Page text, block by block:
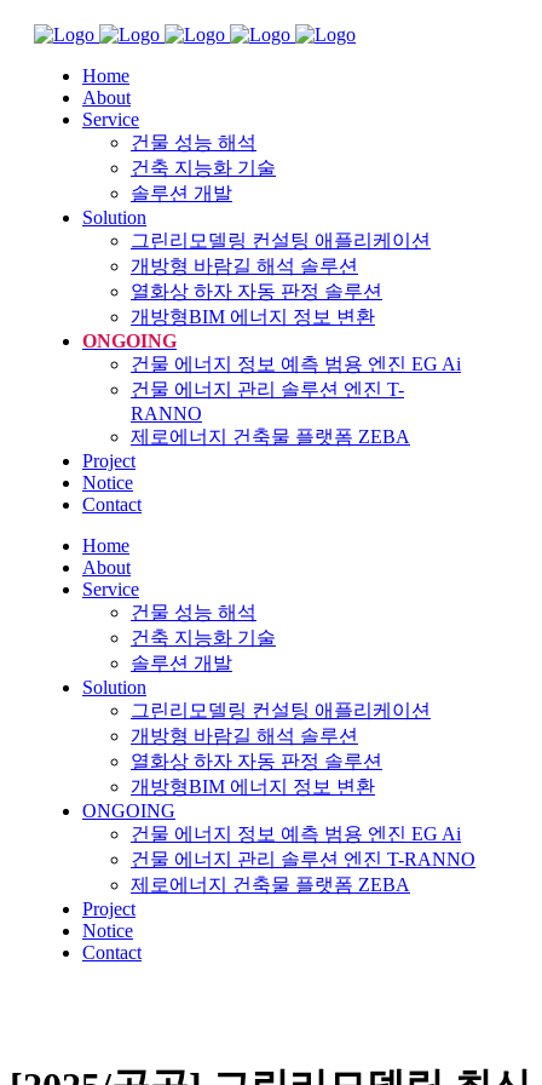
Home
About
Service
건물 성능 해석
건축 지능화 기술
솔루션 개발
Solution
그린리모델링 컨설팅 애플리케이션
개방형 바람길 해석 솔루션
열화상 하자 자동 판정 솔루션
개방형BIM 에너지 정보 변환
ONGOING
건물 에너지 정보 예측 범용 엔진 EG Ai
건물 에너지 관리 솔루션 엔진 T-
RANNO
제로에너지 건축물 플랫폼 ZEBA
Project
Notice
Contact
Home
About
Service
건물 성능 해석
건축 지능화 기술
솔루션 개발
Solution
그린리모델링 컨설팅 애플리케이션
개방형 바람길 해석 솔루션
열화상 하자 자동 판정 솔루션
개방형BIM 에너지 정보 변환
ONGOING
건물 에너지 정보 예측 범용 엔진 EG Ai
건물 에너지 관리 솔루션 엔진 T-RANNO
제로에너지 건축물 플랫폼 ZEBA
Project
Notice
Contact